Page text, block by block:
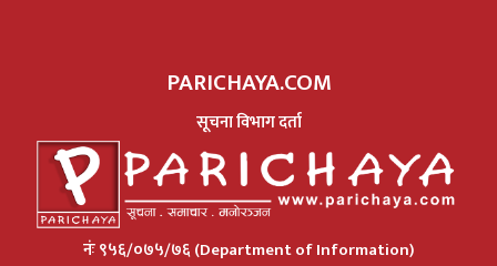
PARICHAYA.COM
सूचना विभाग दर्ता
नंः ९५६/०७५/७६ (Department of Information)